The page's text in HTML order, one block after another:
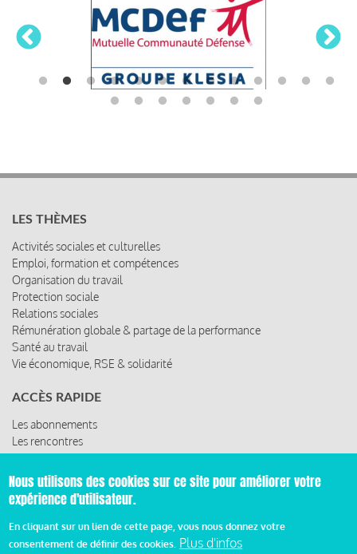
LES THÈMES
Activités sociales et culturelles
Emploi, formation et compétences
Organisation du travail
Protection sociale
Relations sociales
Rémunération globale & partage de la performance
Santé au travail
Vie économique, RSE & solidarité
ACCÈS RAPIDE
Les abonnements
Les rencontres
Les ressources
© 2019 Miroir Social - Réalisé parCafffeine
Nous utilisons des cookies sur ce site pour améliorer votre
expérience d'utilisateur.
En cliquant sur un lien de cette page, vous nous donnez votre
consentement de définir des cookies. Plus d'infos